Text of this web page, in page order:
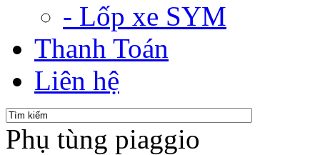
- Lốp xe SYM
Thanh Toán
Liên hệ
Phụ tùng piaggio